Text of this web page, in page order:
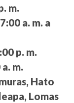
m.
7:00 a. m. a
p. m.
m.
Hato
Lomas